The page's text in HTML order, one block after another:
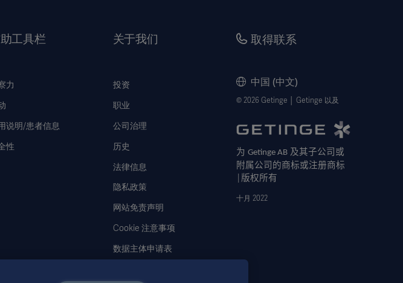
工具栏
力
说明/患者信息
性
关于我们
投资
职业
公司治理
历史
法律信息
隐私政策
网站免责声明
Cookie 注意事项
数据主体申请表
取得联系
中国 (中文)
© 2026 Getinge │ Getinge 以及
为Getinge AB 及其子公司或
附属公司的商标或注册商标
版权所有
十月 2022